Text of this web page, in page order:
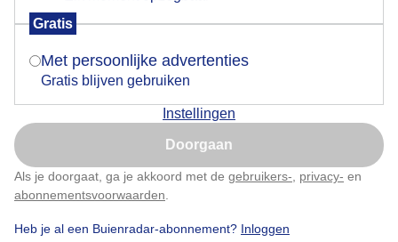
Gratis
Met persoonlijke advertenties
Gratis blijven gebruiken
Instellingen
Doorgaan
Als je doorgaat, ga je akkoord met de gebruikers- privacy- en
abonnementsvoorwaarden
Heb je al een Buienradar-abonnement? Inloggen
Vanmorgen Het is weer de tijd van het jaar
Is goed, toon de popup
Nu niet, misschien later
Klik hierom dit aan te passen